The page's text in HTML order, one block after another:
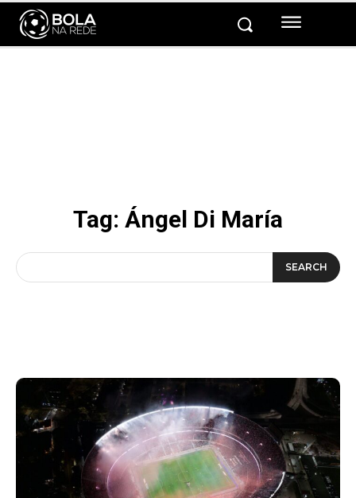
Tag: Ángel Di María
SEARCH